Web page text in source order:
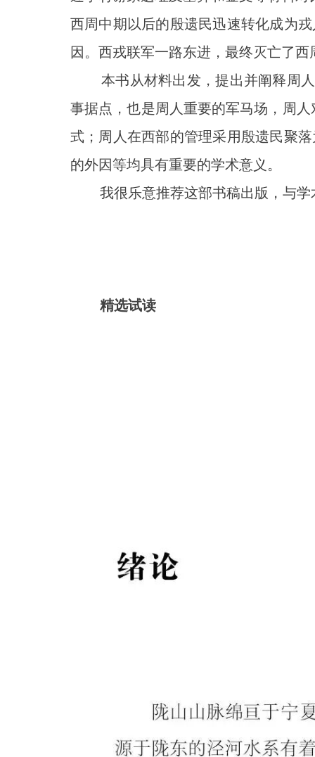
西周中期以后的殷遗民迅速转化成为
因。西戎联军一路东进，最终灭亡了西
本书从材料出发，提出并阐释周人
事据点，也是周人重要的军马场，周
式；周人在西部的管理采用殷遗民聚
的外因等均具有重要的学术意义。
我很乐意推荐这部书稿出版，与学
精选试读